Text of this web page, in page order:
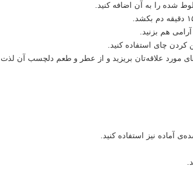
شده را به آن اضافه کنید.
هم بزنید.
کردن چای استفاده کنید.
مورد علاقه‌تان بریزید و از عطر و طعم دلچسب آن لذت
آماده نیز استفاده کنید.